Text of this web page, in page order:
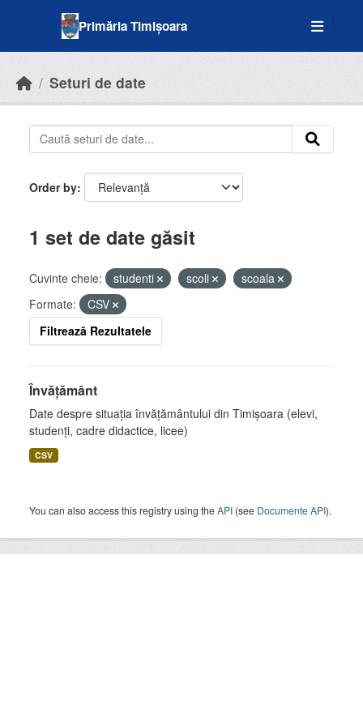
Primăria Timișoara
Seturi de date
Order by
1 set de date găsit
Cuvinte cheie: studenti scoli
scoala
Formate:
CSV
Filtrează Rezultatele
Învățământ
Date despre situația învățământului din Timișoara (elevi,
studenți, cadre didactice, licee)
CSV
You can also access this registry using theAPI (see Documente API).